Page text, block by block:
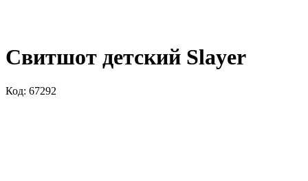
Свитшот детский Slayer
Код: 67292